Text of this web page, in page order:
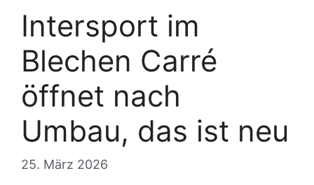
Intersport im
Blechen Carré
öffnet nach
Umbau, das ist neu
25. März 2026